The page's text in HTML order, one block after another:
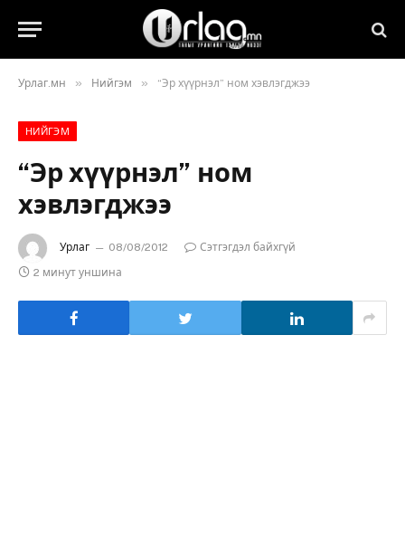
Урлаг.мн » Нийгэм » “Эр хүүрнэл” ном хэвлэгджээ
НИЙГЭМ
“Эр хүүрнэл” ном
хэвлэгджээ
Урлаг 08/08/2012
Сэтгэгдэл байхгүй
2 минут уншина